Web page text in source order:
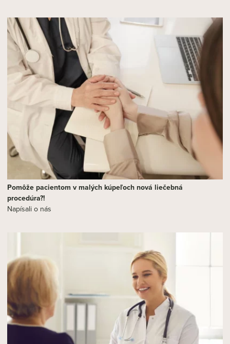
Pomôže pacientom v malých kúpeľoch nová liečebná
procedúra?!
Napísali o nás